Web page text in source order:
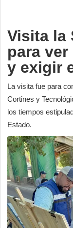
Visita la
para
y exigir
La visita fue para
Cortines y
los tiempos
Estado.